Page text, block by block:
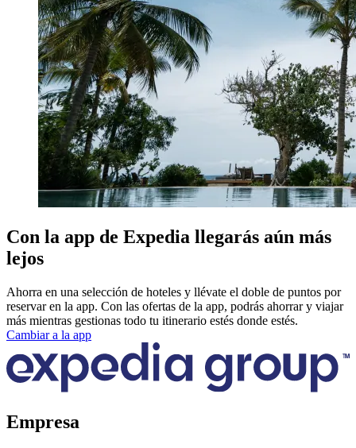
Con la app de Expedia llegarás aún más
lejos
Ahorra en una selección de hoteles y llévate el doble de puntos por
reservar en la app. Con las ofertas de la app, podrás ahorrar y viajar
más mientras gestionas todo tu itinerario estés donde estés.
Cambiar a la app
Empresa